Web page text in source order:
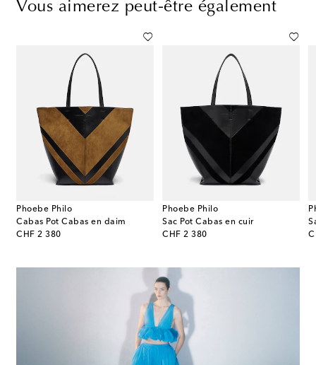
Vous aimerez peut-être également
Phoebe Philo
Cabas Pot Cabas en daim
CHF 2 380
original price
Phoebe Philo
Sac Pot Cabas en cuir
CHF 2 380
original price